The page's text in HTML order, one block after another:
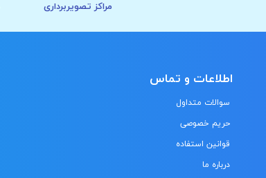
مراکز تصویربرداری
اطلاعات و تماس
سوالات متداول
حریم خصوصی
قوانین استفاده
درباره ما